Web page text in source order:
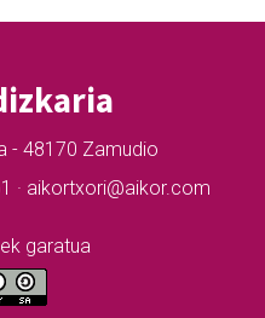
- 48170 Zamudio
· aikortxori@aikor.com
garatua